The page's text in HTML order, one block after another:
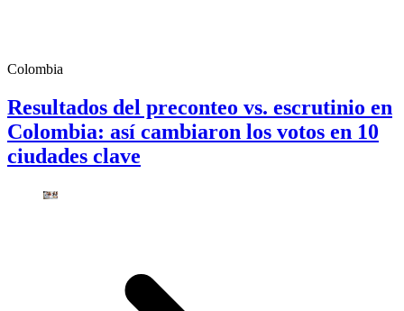
Colombia
Resultados del preconteo vs. escrutinio en
Colombia: así cambiaron los votos en 10
ciudades clave